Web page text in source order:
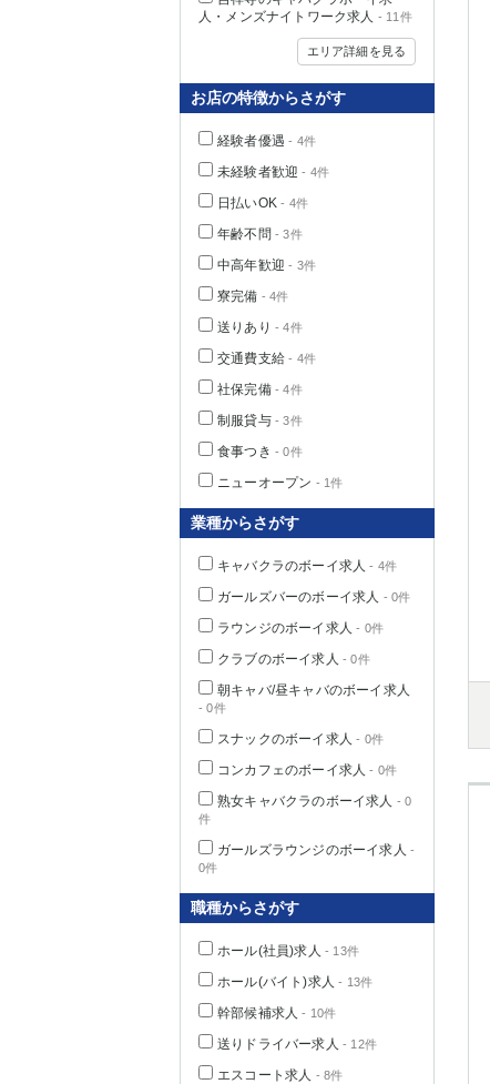
人・メンズナイトワーク求人 - 11件
エリア詳細を見る
お店の特徴からさがす
経験者優遇 - 4件
未経験者歓迎 - 4件
日払いOK - 4件
年齢不問 - 3件
中高年歓迎 - 3件
寮完備 - 4件
送りあり - 4件
交通費支給 - 4件
社保完備- 4件
制服貸与- 3件
食事つき - 0件
ニューオープン - 1件
業種からさがす
キャバクラのボーイ求人 - 4件
ガールズバーのボーイ求人 - 0件
ラウンジのボーイ求人 - 0件
クラブのボーイ求人 - 0件
朝キャバ/昼キャバのボーイ求人
- 0件
スナックのボーイ求人 - 0件
コンカフェのボーイ求人 - 0件
熟女キャバクラのボーイ求人 - 0
件
ガールズラウンジのボーイ求人 -
0件
職種からさがす
ホール(社員)求人 - 13件
ホール(バイト)求人 - 13件
幹部候補求人 - 10件
送りドライバー求人 - 12件
エスコート求人 - 8件
千葉県
茨城県
群馬県